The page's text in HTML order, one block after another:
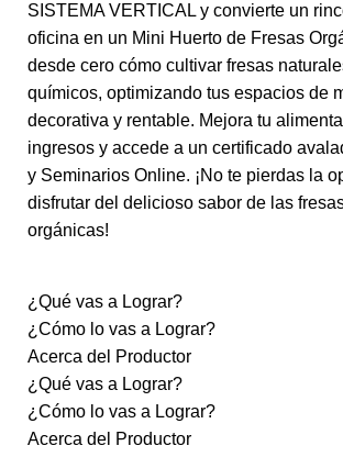
SISTEMA VERTICAL y convierte un
oficina en un Mini Huerto de Fresas
desde cero cómo cultivar fresas
químicos, optimizando tus espacios de
decorativa y rentable. Mejora tu
ingresos y accede a un certificado
y Seminarios Online. ¡No te pierdas la
disfrutar del delicioso sabor de las
orgánicas!
¿Qué vas a Lograr?
¿Cómo lo vas a Lograr?
Acerca del Productor
¿Qué vas a Lograr?
¿Cómo lo vas a Lograr?
Acerca del Productor